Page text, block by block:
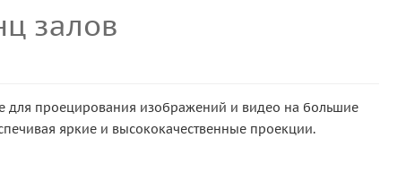
залов
для проецирования изображений и видео на большие
яркие и высококачественные проекции.